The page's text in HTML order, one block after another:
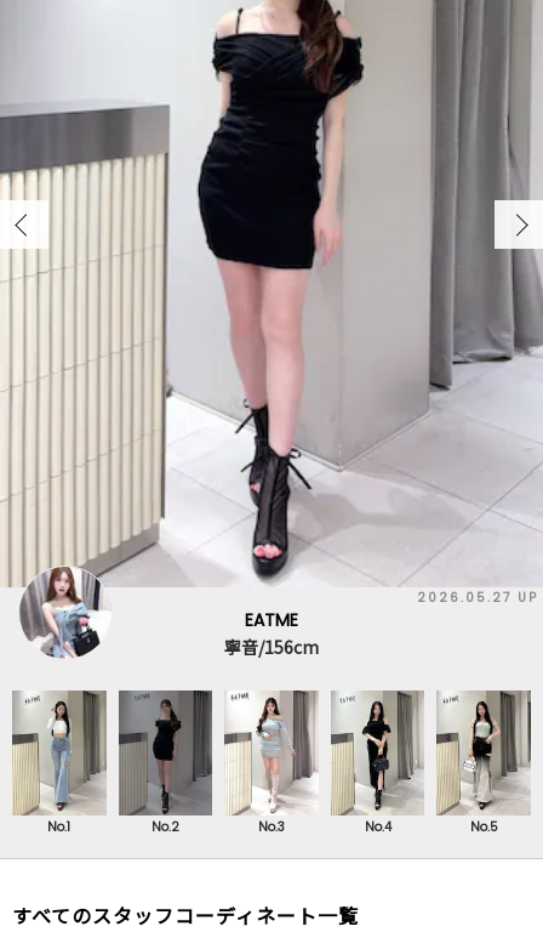
2026.05.27 UP
EATME
寧音/156cm
No.1 No.2 No.3 No.4 No.5
すべてのスタッフコーディネート一覧